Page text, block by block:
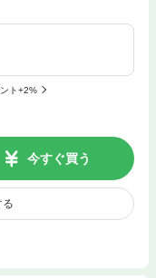
ト+2%
今すぐ買う
る